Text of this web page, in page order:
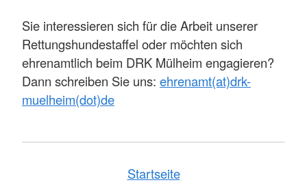
Sie interessieren sich für die Arbeit unserer
Rettungshundestaffel oder möchten sich
ehrenamtlich beim DRK Mülheim engagieren?
Dann schreiben Sie uns: ehrenamt(at)drk-
muelheim(dot)de
Startseite